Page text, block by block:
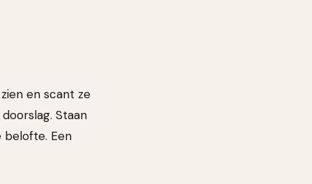
en scant ze
Staan
belofte. Een